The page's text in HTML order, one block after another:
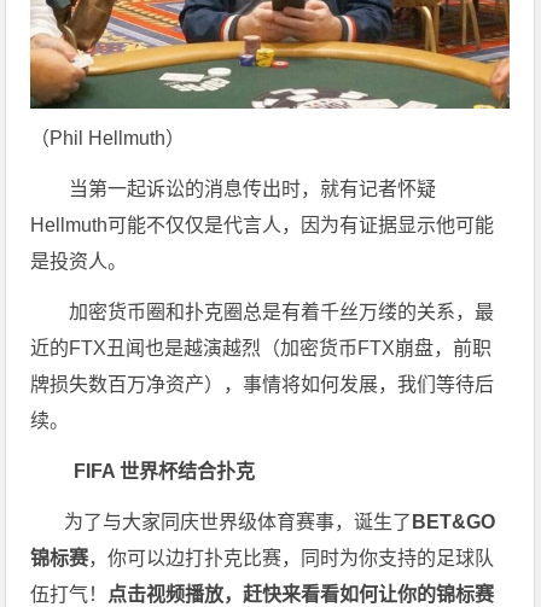
（Phil Hellmuth）
当第一起诉讼的消息传出时，就有记者怀疑
Hellmuth可能不仅仅是代言人，因为有证据显示他可能
是投资人。
加密货币圈和扑克圈总是有着千丝万缕的关系，最
近的FTX丑闻也是越演越烈（加密货币FTX崩盘，前职
牌损失数百万净资产），事情将如何发展，我们等待后
续。
FIFA 世界杯结合扑克
为了与大家同庆世界级体育赛事，诞生了 BET&GO
锦标赛，你可以边打扑克比赛，同时为你支持的足球队
伍打气！ 点击视频播放，赶快来看看如何让你的锦标赛